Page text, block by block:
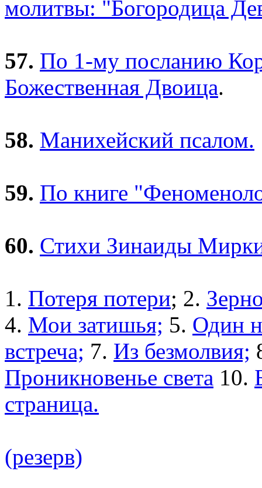
молитвы: "Богородица
57. По 1-му посланию
Божественная Двоица.
58. Манихейский псалом.
59. По книге
60. Стихи Зинаиды
1. Потеря потери; 2.
4. Мои затишья; 5. Один
встреча; 7. Из безмолвия;
Проникновенье света 10.
страница.
(резерв)